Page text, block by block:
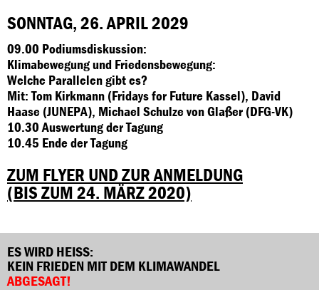
SONNTAG, 26. APRIL 2029
09.00 Podiumsdiskussion:
Klimabewegung und Friedensbewegung:
Welche Parallelen gibt es?
Mit: Tom Kirkmann (Fridays for Future Kassel), David
Haase (JUNEPA), Michael Schulze von Glaßer (DFG-VK)
10.30 Auswertung der Tagung
10.45 Ende der Tagung
ZUM FLYER UND ZUR ANMELDUNG
(BIS ZUM 24. MÄRZ 2020)
ES WIRD HEISS:
KEIN FRIEDEN MIT DEM KLIMAWANDEL
ABGESAGT!